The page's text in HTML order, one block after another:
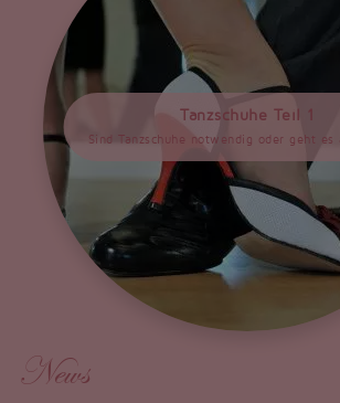
Tanzschuhe Teil 1
Sind Tanzschuhe notwendig oder geht es
News